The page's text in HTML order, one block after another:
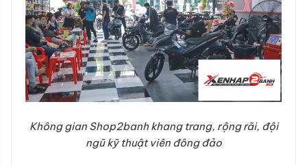
Không gian Shop2banh khang trang, rộng rãi, đội
ngũ kỹ thuật viên đông đảo